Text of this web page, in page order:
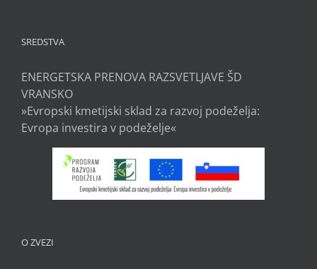
SREDSTVA
ENERGETSKA PRENOVA RAZSVETLJAVE ŠD
VRANSKO
»Evropski kmetijski sklad za razvoj podeželja:
Evropa investira v podeželje«
O ZVEZI